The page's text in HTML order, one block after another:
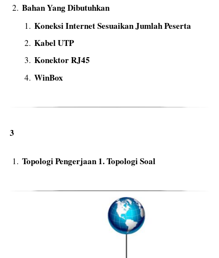
Bahan Yang Dibutuhkan
Koneksi Internet Sesuaikan Jumlah Peserta
Kabel UTP
Konektor RJ45
WinBox
3
Topologi Pengerjaan 1. Topologi Soal